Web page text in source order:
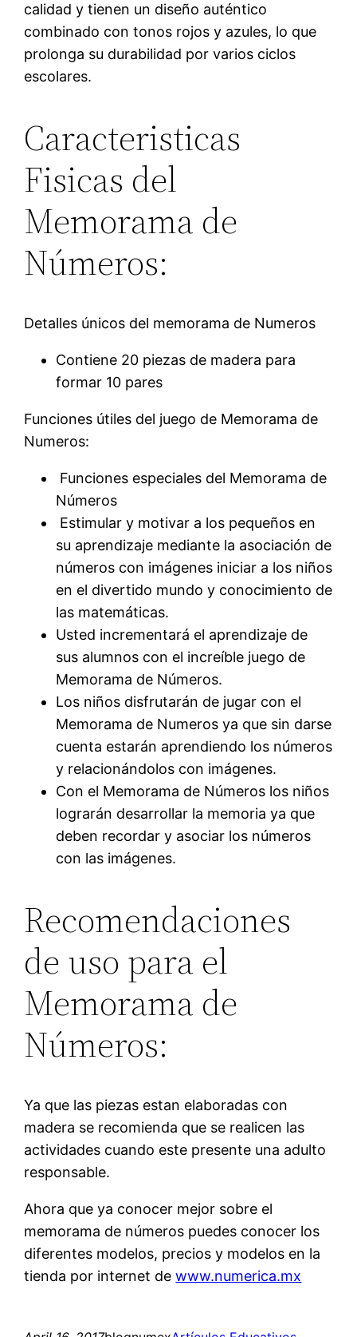
calidad y tienen un diseño auténtico
combinado con tonos rojos y azules, lo que
prolonga su durabilidad por varios ciclos
escolares.
Caracteristicas
Fisicas del
Memorama de
Números:
Detalles únicos del memorama de Numeros
Contiene 20 piezas de madera para
formar 10 pares
Funciones útiles del juego de Memorama de
Numeros:
 Funciones especiales del Memorama de
Números
 Estimular y motivar a los pequeños en
su aprendizaje mediante la asociación de
números con imágenes iniciar a los niños
en el divertido mundo y conocimiento de
las matemáticas.
Usted incrementará el aprendizaje de
sus alumnos con el increíble juego de
Memorama de Números.
Los niños disfrutarán de jugar con el
Memorama de Numeros ya que sin darse
cuenta estarán aprendiendo los números
y relacionándolos con imágenes.
Con el Memorama de Números los niños
lograrán desarrollar la memoria ya que
deben recordar y asociar los números
con las imágenes.
Recomendaciones
de uso para el
Memorama de
Números:
Ya que las piezas estan elaboradas con
madera se recomienda que se realicen las
actividades cuando este presente una adulto
responsable.
Ahora que ya conocer mejor sobre el
memorama de números puedes conocer los
diferentes modelos, precios y modelos en la
tienda por internet dewww.numerica.mx